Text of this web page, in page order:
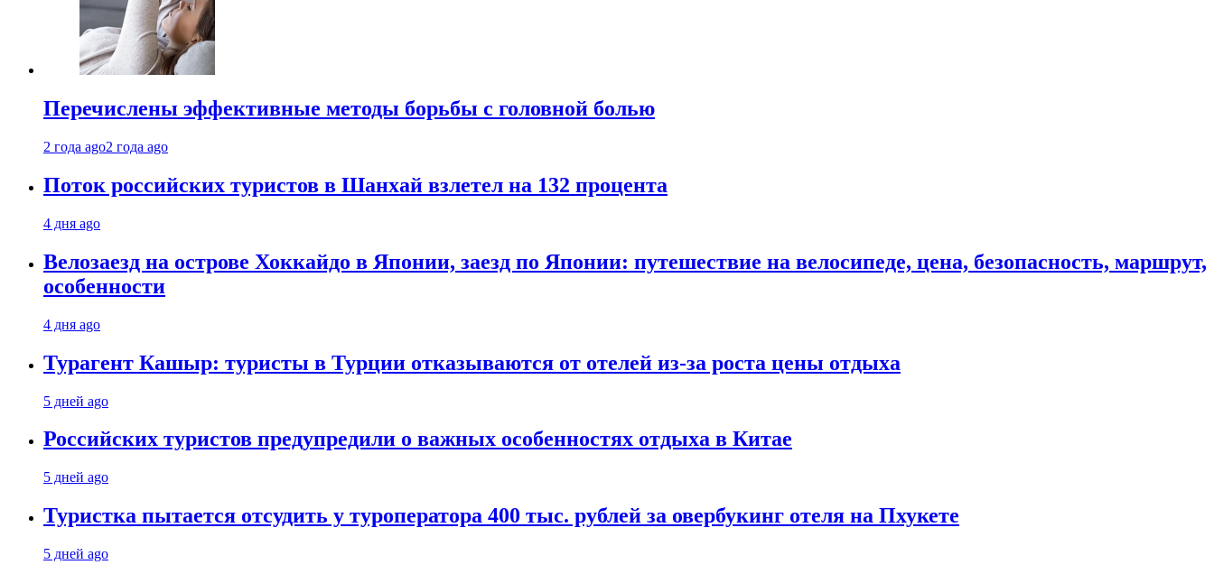
Перечислены эффективные методы борьбы с головной болью
2 года ago2 года ago
Поток российских туристов в Шанхай взлетел на 132 процента
4 дня ago
Велозаезд на острове Хоккайдо в Японии, заезд по Японии: путешествие на велосипеде, цена, безопасность, маршрут,
особенности
4 дня ago
Турагент Кашыр: туристы в Турции отказываются от отелей из-за роста цены отдыха
5 дней ago
Российских туристов предупредили о важных особенностях отдыха в Китае
5 дней ago
Туристка пытается отсудить у туроператора 400 тыс. рублей за овербукинг отеля на Пхукете
5 дней ago